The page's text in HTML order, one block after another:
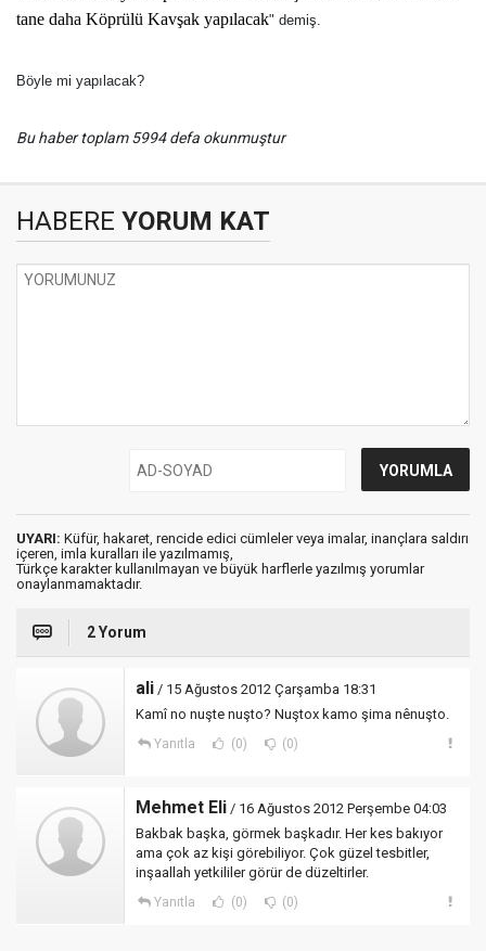
tane daha Köprülü Kavşak yapılacak" demiş.
Böyle mi yapılacak?
Bu haber toplam 5994 defa okunmuştur
HABERE YORUM KAT
UYARI: Küfür, hakaret, rencide edici cümleler veya imalar, inançlara saldırı
içeren, imla kuralları ile yazılmamış,
Türkçe karakter kullanılmayan ve büyük harflerle yazılmış yorumlar
onaylanmamaktadır.
2 Yorum
ali / 15 Ağustos 2012 Çarşamba 18:31
Kamî no nuşte nuşto? Nuştox kamo şima nênuşto.
Yanıtla (0) (0)
Mehmet Eli / 16 Ağustos 2012 Perşembe 04:03
Bakbak başka, görmek başkadır. Her kes bakıyor
ama çok az kişi görebiliyor. Çok güzel tesbitler,
inşaallah yetkililer görür de düzeltirler.
Yanıtla (0) (0)